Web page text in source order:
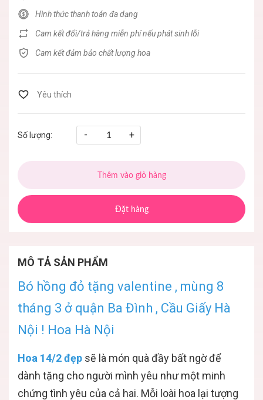
Hình thức thanh toán đa dạng
Cam kết đổi/trả hàng miễn phí nếu phát sinh lỗi
Cam kết đảm bảo chất lượng hoa
Số lượng: - +
Thêm vào giỏ hàng
Đặt hàng
MÔ TẢ SẢN PHẨM
Bó hồng đỏ tặng valentine , mùng 8
tháng 3 ở quận Ba Đình , Cầu Giấy Hà
Nội ! Hoa Hà Nội
Hoa 14/2 đẹp sẽ là món quà đầy bất ngờ để
dành tặng cho người mình yêu như một minh
chứng tình yêu của cả hai. Mỗi loài hoa lại tượng